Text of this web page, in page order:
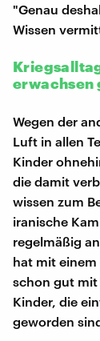
"Genau
Wissen
erwachsen
Wegen der
Luft in allen
Kinder
die damit
wissen zum
iranische
regelmäßig
hat mit
schon gut mit
Kinder, die
geworden